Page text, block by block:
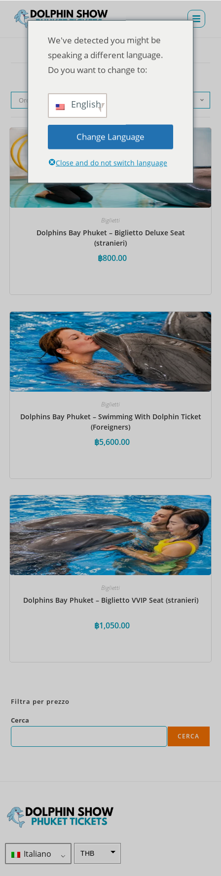
Ordinamento predefinito
Biglietti
Dolphins Bay Phuket – Biglietto Deluxe Seat
(stranieri)
฿800.00
Prenota ora
Biglietti
Dolphins Bay Phuket – Swimming With Dolphin Ticket
(Foreigners)
฿5,600.00
Prenota ora
Biglietti
Dolphins Bay Phuket – Biglietto VVIP Seat (stranieri)
฿1,050.00
Filtra per prezzo
Cerca
CERCA
Italiano THB
We've detected you might be
speaking a different language.
Do you want to change to:
English
Change Language
Close and do not switch language